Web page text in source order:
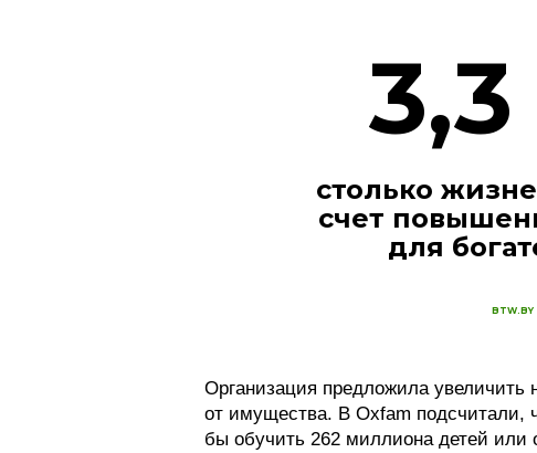
столько
счет
для
BTW.BY
Организация предложила
от имущества. В Oxfam подсчитали,
бы обучить 262 миллиона детей или